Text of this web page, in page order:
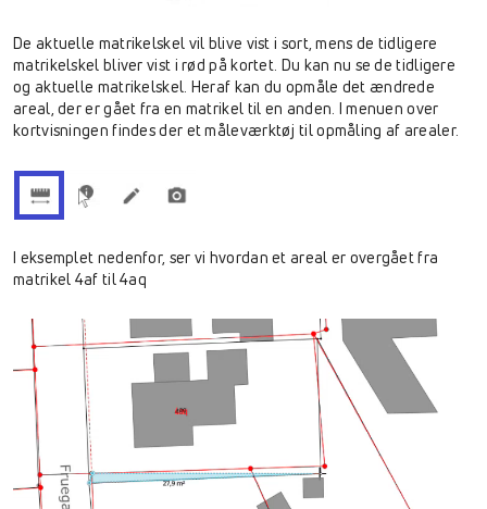
De aktuelle matrikelskel vil blive vist i sort, mens de tidligere
matrikelskel bliver vist i rød på kortet. Du kan nu se de tidligere
og aktuelle matrikelskel. Heraf kan du opmåle det ændrede
areal, der er gået fra en matrikel til en anden. I menuen over
kortvisningen findes der et måleværktøj til opmåling af arealer.
I eksemplet nedenfor, ser vi hvordan et areal er overgået fra
matrikel 4af til 4aq